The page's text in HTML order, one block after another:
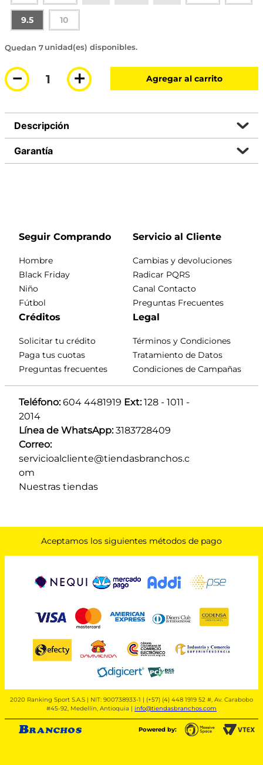
9.5 10
7 disponibles
＋
－ Agregar al carrito
Descripción
Garantía
Seguir Comprando
Hombre
Black Friday
Niño
Fútbol
Servicio al Cliente
Cambias y devoluciones
Radicar PQRS
Canal Contacto
Preguntas Frecuentes
Créditos
Solicitar tu crédito
Paga tus cuotas
Preguntas frecuentes
Legal
Términos y Condiciones
Tratamiento de Datos
Condiciones de Campañas
Teléfono: 604 4481919 Ext: 128 - 1011 -
2014
Línea de WhatsApp: 3183728409
Correo:
servicioalcliente@tiendasbranchos.c
om
Nuestras tiendas
Aceptamos los siguientes métodos de pago
2020 Ranking Sport S.A.S | NIT: 900738933-1 | (+57) (4) 448 1919 52 #, Av. Carabobo
#45-92, Medellín, Antioquia | info@tiendasbranchos.com
Powered by: